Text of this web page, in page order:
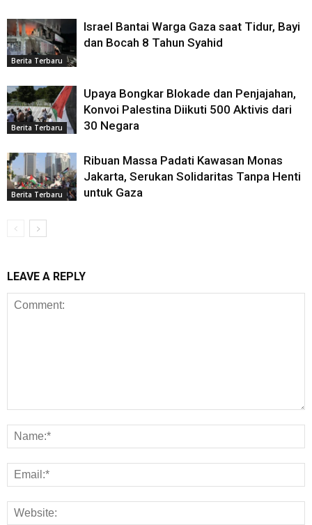
Berita Terbaru
Israel Bantai Warga Gaza saat Tidur, Bayi
dan Bocah 8 Tahun Syahid
Berita Terbaru
Upaya Bongkar Blokade dan Penjajahan,
Konvoi Palestina Diikuti 500 Aktivis dari
30 Negara
Berita Terbaru
Ribuan Massa Padati Kawasan Monas
Jakarta, Serukan Solidaritas Tanpa Henti
untuk Gaza
LEAVE A REPLY